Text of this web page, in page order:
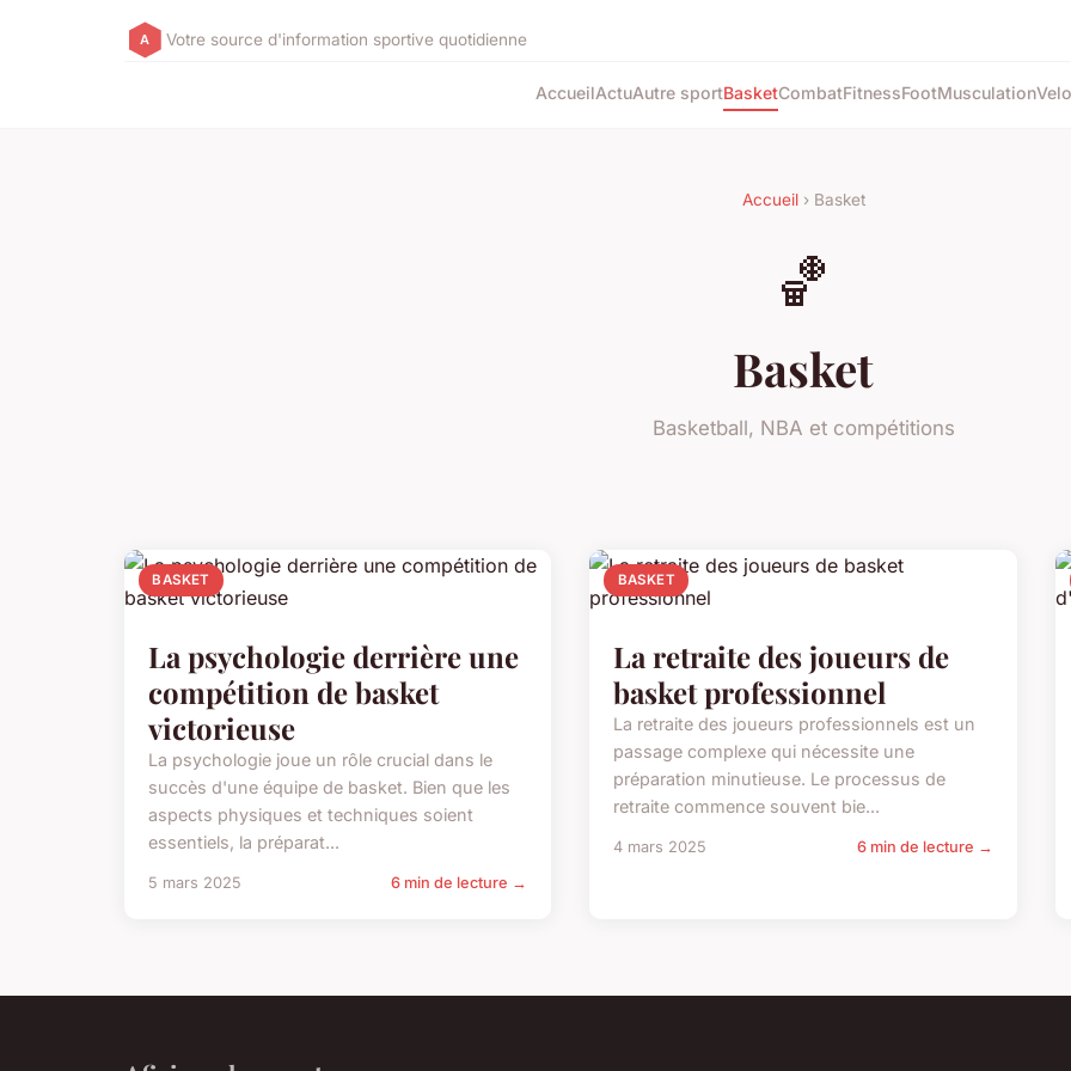
Votre source d'information sportive quotidienne
AccueilActuAutre sportBasketCombatFitnessFootMusculationVelo
Accueil› Basket
🏀
Basket
Basketball, NBA et compétitions
BASKET
La psychologie derrière une
compétition de basket
victorieuse
La psychologie joue un rôle crucial dans le
succès d'une équipe de basket. Bien que les
aspects physiques et techniques soient
essentiels, la préparat...
5 mars 2025 6 min de lecture →
BASKET
La retraite des joueurs de
basket professionnel
La retraite des joueurs professionnels est un
passage complexe qui nécessite une
préparation minutieuse. Le processus de
retraite commence souvent bie...
4 mars 2025 6 min de lecture →